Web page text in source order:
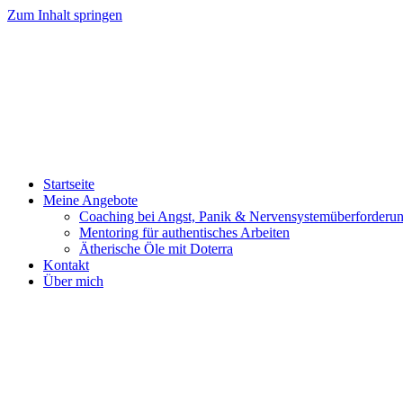
Zum Inhalt springen
Startseite
Meine Angebote
Coaching bei Angst, Panik &
Mentoring für authentisches Arbeiten
Ätherische Öle mit Doterra
Kontakt
Über mich